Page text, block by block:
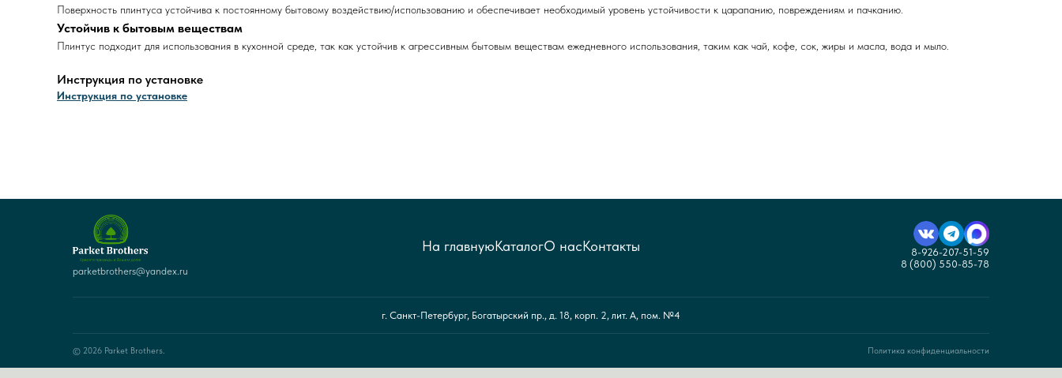
Поверхность плинтуса устойчива к постоянному бытовому воздействию/использованию и обеспечивает необходимый уровень устойчивости к царапанию, повреждениям и пачканию.
Устойчив к бытовым веществам
Плинтус подходит для использования в кухонной среде, так как устойчив к агрессивным бытовым веществам ежедневного использования, таким как чай, кофе, сок, жиры и масла, вода и мыло.
Инструкция по установке
Инструкция по установке
parketbrothers@yandex.ru
На главнуюКаталогО насКонтакты
8-926-207-51-59
8 (800) 550-85-78
г. Санкт-Петербург, Богатырский пр., д. 18, корп. 2, лит. А, пом. №4
© 2026 Parket Brothers. Политика конфиденциальности